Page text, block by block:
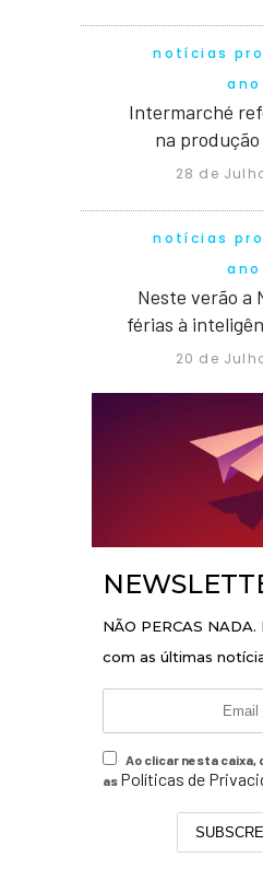
notícias
ano
Intermarché
na
28 de
notícias
ano
Neste verão a
férias à
20 de
NÃO PERCAS
com as últimas
Ao clicar nesta caixa,
as Políticas de